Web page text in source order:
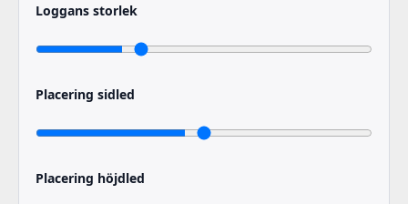
Loggans storlek
Placering sidled
Placering höjdled